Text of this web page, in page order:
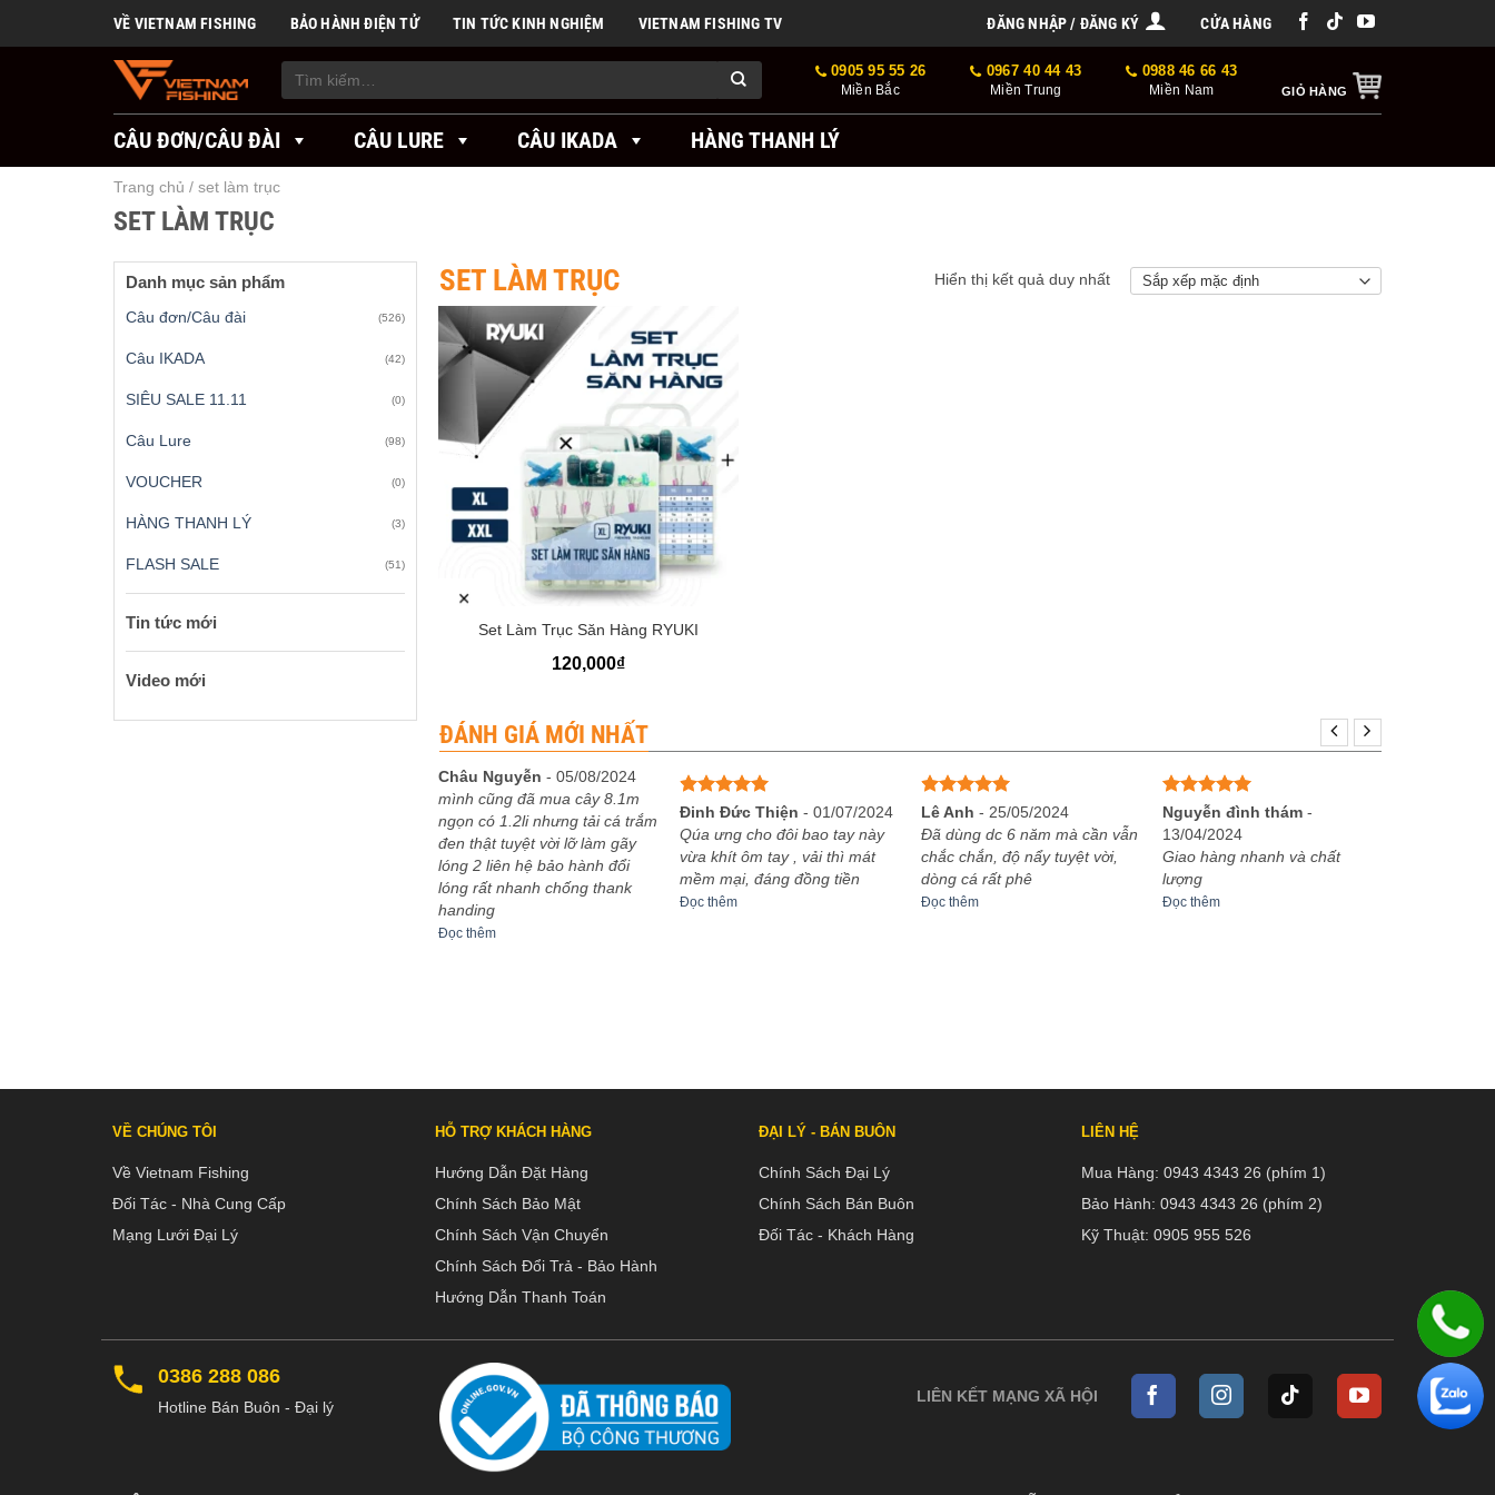
VỀ VIETNAM FISHING BẢO HÀNH ĐIỆN TỬ TIN TỨC KINH NGHIỆM VIETNAM FISHING TV ĐĂNG NHẬP / ĐĂNG KÝ CỬA HÀNG
Tìm
kiếm:
0905 95 55 26
Miền Bắc
0967 40 44 43
Miền Trung
0988 46 66 43
Miền Nam GIỎ HÀNG
CÂU ĐƠN/CÂU ĐÀI CÂU LURE CÂU IKADA HÀNG THANH LÝ
Trang chủ / set làm trục
SET LÀM TRỤC
Danh mục sản phẩm
Câu đơn/Câu đài (526)
Câu IKADA (42)
SIÊU SALE 11.11 (0)
Câu Lure (98)
VOUCHER (0)
HÀNG THANH LÝ (3)
FLASH SALE (51)
Tin tức mới
Video mới
SET LÀM TRỤC Hiển thị kết quả duy nhất
Set Làm Trục Săn Hàng RYUKI
120,000₫
ĐÁNH GIÁ MỚI NHẤT
Châu Nguyễn -05/08/2024
mình cũng đã mua cây 8.1m
ngọn có 1.2li nhưng tải cá trắm
đen thật tuyệt vời lỡ làm gãy
lóng 2 liên hệ bảo hành đổi
lóng rất nhanh chống thank
handing
Đọc thêm
Được xếp
hạng
sao
Đinh Đức Thiện -01/07/2024
Qúa ưng cho đôi bao tay này
vừa khít ôm tay , vải thì mát
mềm mại, đáng đồng tiền
Đọc thêm
Được xếp
hạng
sao
Lê Anh - 25/05/2024
Đã dùng dc 6 năm mà cần vẫn
chắc chắn, độ nẩy tuyệt vời,
dòng cá rất phê
Đọc thêm
Được xếp
hạng55
sao
Nguyễn đình thám-
13/04/2024
Giao hàng nhanh và chất
lượng
Đọc thêm
VỀ CHÚNG TÔI
Về Vietnam Fishing
Đối Tác - Nhà Cung Cấp
Mạng Lưới Đại Lý
HỖ TRỢ KHÁCH HÀNG
Hướng Dẫn Đặt Hàng
Chính Sách Bảo Mật
Chính Sách Vận Chuyển
Chính Sách Đổi Trả - Bảo Hành
Hướng Dẫn Thanh Toán
ĐẠI LÝ - BÁN BUÔN
Chính Sách Đại Lý
Chính Sách Bán Buôn
Đối Tác - Khách Hàng
LIÊN HỆ
Mua Hàng:0943 4343 26 (phím 1)
Bảo Hành:0943 4343 26 (phím 2)
Kỹ Thuật:0905 955 526
0386 288 086
Hotline Bán Buôn - Đại lý
LIÊN KẾT MẠNG XÃ HỘI